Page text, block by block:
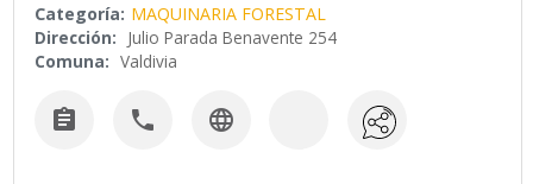
Categoría: MAQUINARIA FORESTAL
Dirección: Julio Parada Benavente 254
Comuna: Valdivia
  